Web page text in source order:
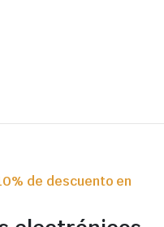
de descuento en